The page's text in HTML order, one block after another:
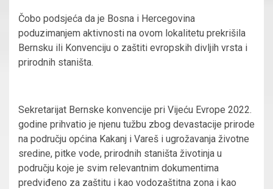
Čobo podsjeća da je Bosna i Hercegovina
poduzimanjem aktivnosti na ovom lokalitetu prekrišila
Bernsku ili Konvenciju o zaštiti evropskih divljih vrsta i
prirodnih staništa.
Sekretarijat Bernske konvencije pri Vijeću Evrope 2022.
godine prihvatio je njenu tužbu zbog devastacije prirode
na području općina Kakanj i Vareš i ugrožavanja životne
sredine, pitke vode, prirodnih staništa životinja u
području koje je svim relevantnim dokumentima
predviđeno za zaštitu i kao vodozaštitna zona i kao